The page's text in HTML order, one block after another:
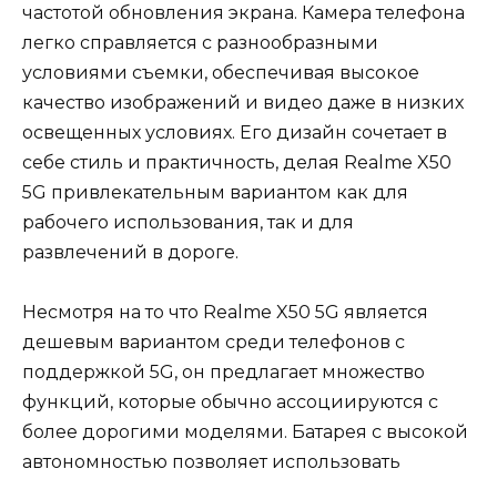
частотой обновления экрана. Камера телефона
легко справляется с разнообразными
условиями съемки, обеспечивая высокое
качество изображений и видео даже в низких
освещенных условиях. Его дизайн сочетает в
себе стиль и практичность, делая Realme X50
5G привлекательным вариантом как для
рабочего использования, так и для
развлечений в дороге.
Несмотря на то что Realme X50 5G является
дешевым вариантом среди телефонов с
поддержкой 5G, он предлагает множество
функций, которые обычно ассоциируются с
более дорогими моделями. Батарея с высокой
автономностью позволяет использовать